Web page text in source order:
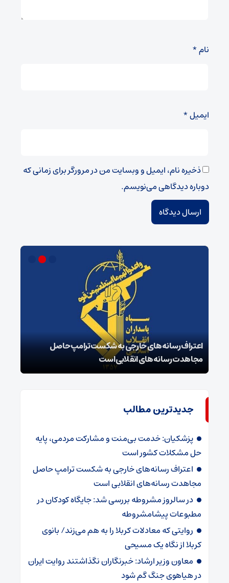
نام*
ایمیل*
ذخیره نام، ایمیل و وبسایت من در مرورگر برای زمانی که
دوباره دیدگاهی می‌نویسم.
اعتراف رسانه‌های خارجی به شکست ترامپ حاصل
مجاهدت رسانه‌های انقلابی است
جدیدترین مطالب
پزشکیان: خدمت بی‌منت و مشارکت مردمی، پایه
حل مشکلات کشور است
اعتراف رسانه‌های خارجی به شکست ترامپ حاصل
مجاهدت رسانه‌های انقلابی است
در سالروز مشروطه بررسی شد: جایگاه کودکان در
مطبوعات پیشامشروطه
روایتی که معادلات کربلا را به هم می‌زند/ بانوی
کربلا از نگاه یک مسیحی
معاون وزیر ارشاد: خبرنگاران نگذاشتند روایت ایران
در هیاهوی جنگ گم شود